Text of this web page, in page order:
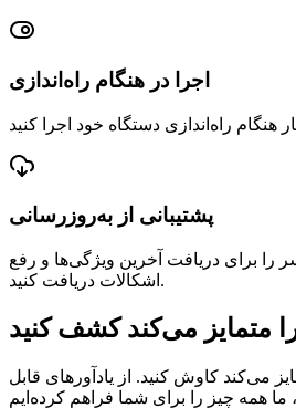
اجرا در هنگام راه‌اندازی
پشتیبانی از به‌روزرسانی
را برای دریافت آخرین ویژگی‌ها و رفع
اشکالات دریافت کنید.
را متمایز می‌کند کشف کنید
می‌کند کاوش کنید. از یادآورهای قابل